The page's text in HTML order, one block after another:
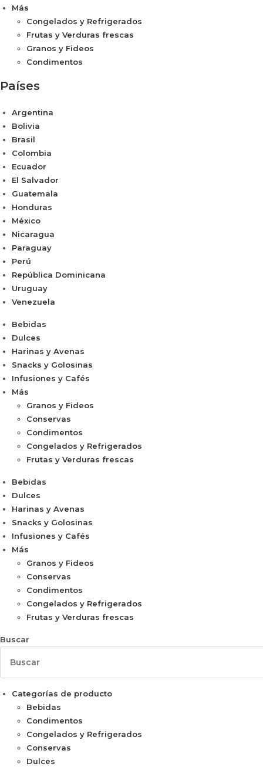
Más
Congelados y Refrigerados
Frutas y Verduras frescas
Granos y Fideos
Condimentos
Países
Argentina
Bolivia
Brasil
Colombia
Ecuador
El Salvador
Guatemala
Honduras
México
Nicaragua
Paraguay
Perú
República Dominicana
Uruguay
Venezuela
Bebidas
Dulces
Harinas y Avenas
Snacks y Golosinas
Infusiones y Cafés
Más
Granos y Fideos
Conservas
Condimentos
Congelados y Refrigerados
Frutas y Verduras frescas
Bebidas
Dulces
Harinas y Avenas
Snacks y Golosinas
Infusiones y Cafés
Más
Granos y Fideos
Conservas
Condimentos
Congelados y Refrigerados
Frutas y Verduras frescas
Buscar
Categorías de producto
Bebidas
Condimentos
Congelados y Refrigerados
Conservas
Dulces